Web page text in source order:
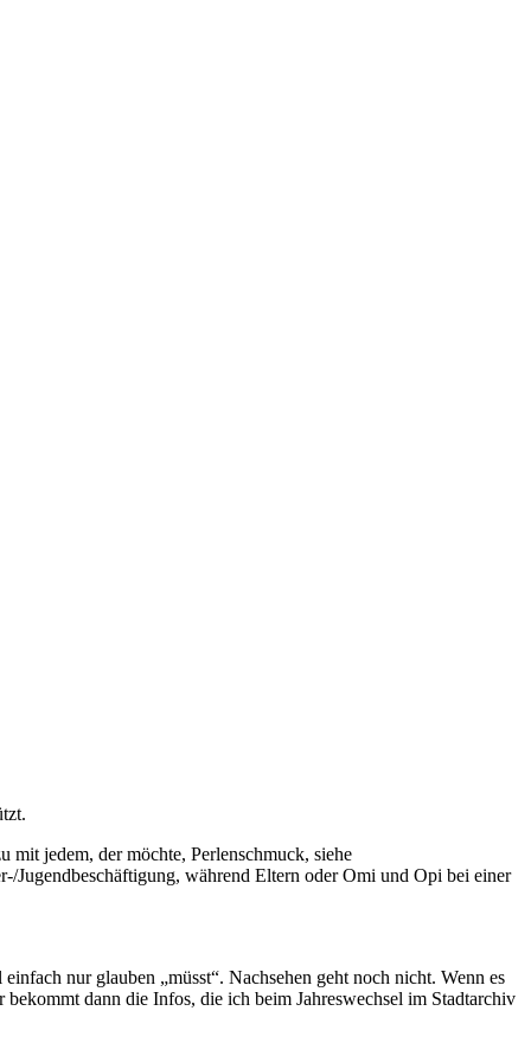
jedem, der möchte, Perlenschmuck, siehe
Jugendbeschäftigung, während Eltern oder Omi und Opi bei einer
nur glauben „müsst“. Nachsehen geht noch nicht. Wenn es
dann die Infos, die ich beim Jahreswechsel im Stadtarchiv